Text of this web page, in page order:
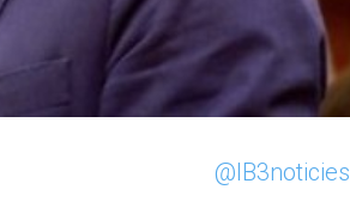
@IB3noticies